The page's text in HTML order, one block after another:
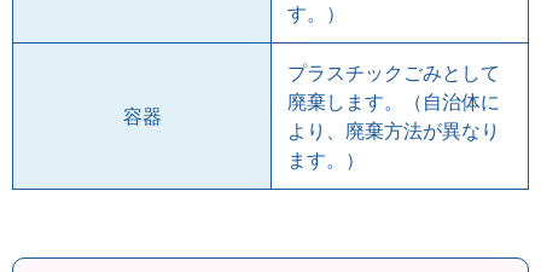
す。）
容器
プラスチックごみとして
廃棄します。（自治体に
より、廃棄方法が異なり
ます。）